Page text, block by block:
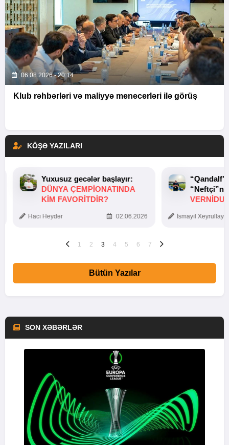
06.08.2026 - 20:14
Klub rəhbərləri və maliyyə menecerləri ilə görüş
KÖŞƏ YAZILARI
Yuxusuz gecələr başlayır:
DÜNYA ÇEMPIONATINDA
KIM FAVORITDIR?
Hacı Heydər 02.06.2026 İsmayıl
1 2 3 4 5 6 7
Bütün Yazılar
SON XƏBƏRLƏR